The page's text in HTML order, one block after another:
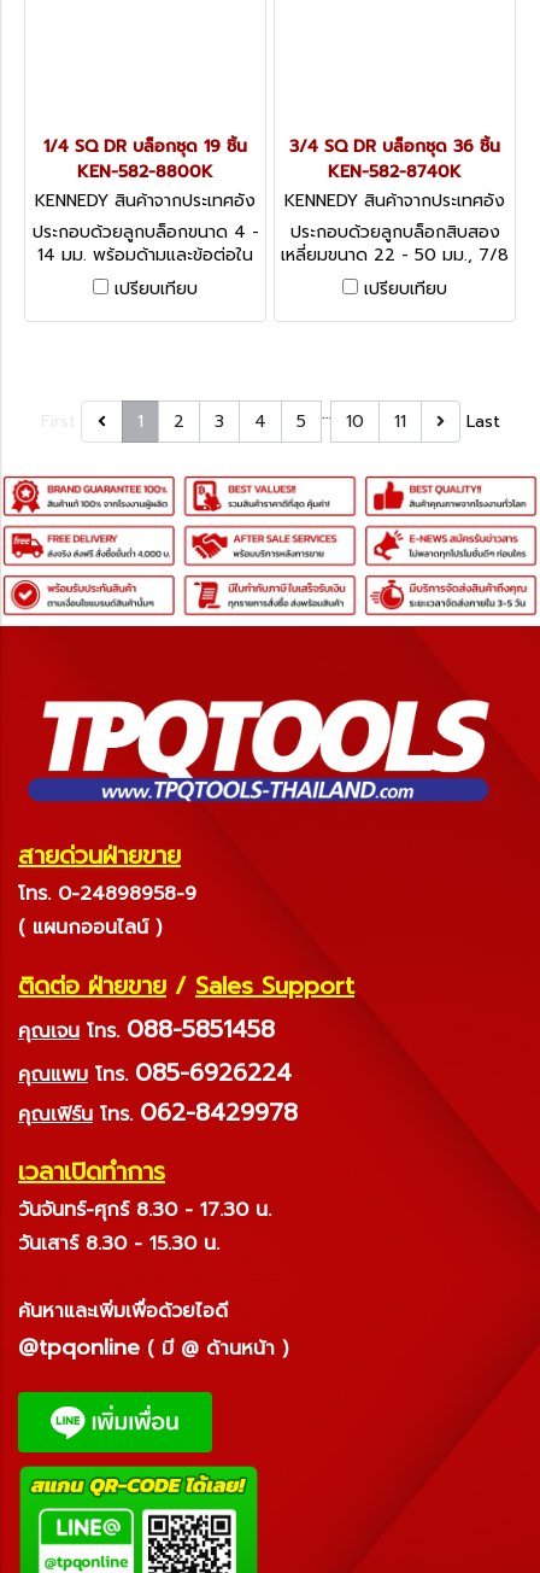
1/4 SQ DR บล็อกชุด 19 ชิ้น
KEN-582-8800K
KENNEDY สินค้าจากประเทศอัง
กฤษ-1
ประกอบด้วยลูกบล็อกขนาด 4 -
14 มม. พร้อมด้ามและข้อต่อใน
ชุด Kennedy Side Drive
Socket Sets - 1/4 Square
Drive 19 Piece Metric Set
เปรียบเทียบ
3/4 SQ DR บล็อกชุด 36 ชิ้น
KEN-582-8740K
KENNEDY สินค้าจากประเทศอัง
กฤษ-1
ประกอบด้วยลูกบล็อกสิบสอง
เหลี่ยมขนาด 22 - 50 มม., 7/8
- 2 นิ้ว พร้อมด้ามและข้อต่อใน
ชุด Kennedy Socket Sets
3/4 - 36 Piece Metric &
เปรียบเทียบ
1 2 3 4 5 … 10 11 Last
สายด่วนฝ่ายขาย
โทร. 0-24898958-9
( แผนกออนไลน์ )
ติดต่อ ฝ่ายขาย / Sales Support
คุณเจน โทร. 088-5851458
คุณแพม โทร. 085-6926224
คุณเฟิร์น โทร. 062-8429978
เวลาเปิดทำการ
วันจันทร์-ศุกร์ 8.30 - 17.30 น.
วันเสาร์ 8.30 - 15.30 น.
ค้นหาและเพิ่มเพื่อด้วยไอดี
@tpqonline ( มี @ ด้านหน้า )